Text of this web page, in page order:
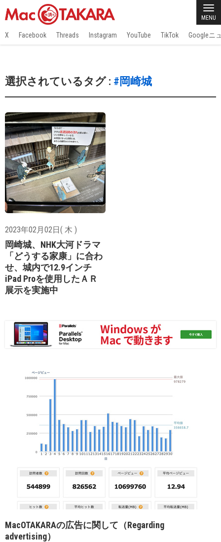
MENU
X Facebook Threads Instagram YouTube TikTok Googleニ
選択されているタグ : #岡崎城
2023年02月02日( 木 )
岡崎城、NHK大河ドラマ
「どうする家康」に合わ
せ、城内で12.9インチ
iPad Proを使用したＡＲ
展示を実施中
MacOTAKARAの広告に関して（Regarding
advertising）